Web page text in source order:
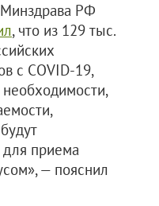
РФ
, что из 129 тыс.
с COVID-19,
приема
— пояснил